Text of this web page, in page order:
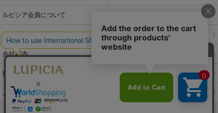
ルピシア会員について
ウェブサイト利用規約 特定商取引法に基づく表記
会社案内
採用情報 ルピシアブランド
よくある質問